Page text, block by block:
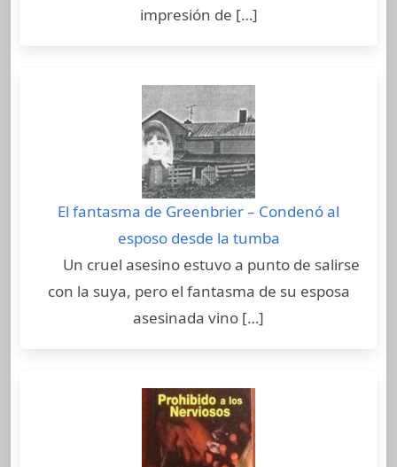
impresión de […]
El fantasma de Greenbrier – Condenó al
esposo desde la tumba
Un cruel asesino estuvo a punto de salirse
con la suya, pero el fantasma de su esposa
asesinada vino […]